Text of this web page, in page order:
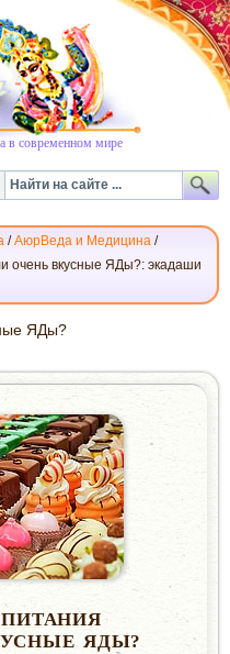
в современном мире
/АюрВеда и Медицина /
очень вкусные ЯДы?: экадаши
ЯДы?
ЯДЫ?